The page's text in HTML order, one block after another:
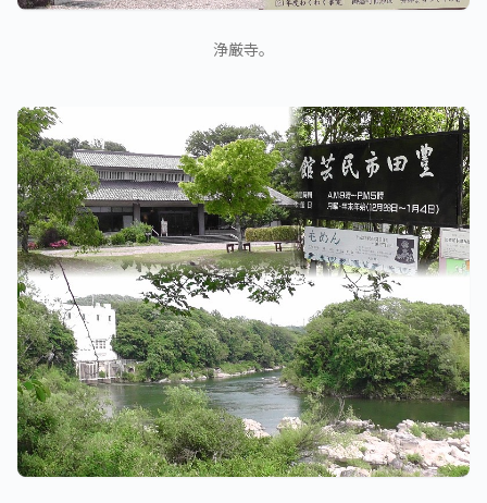
浄厳寺。